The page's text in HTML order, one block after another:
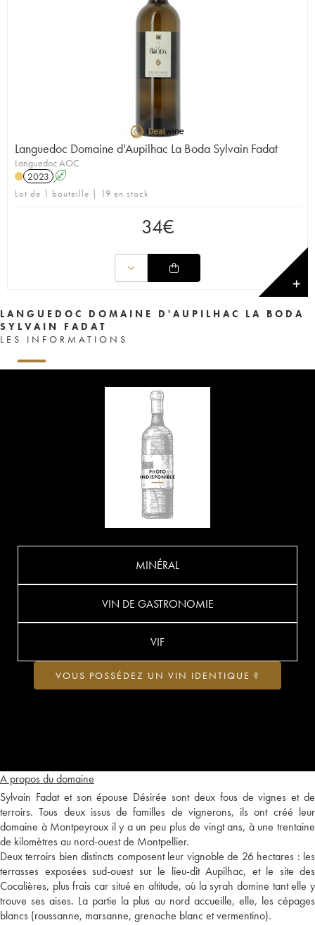
Languedoc Domaine d'Aupilhac La Boda Sylvain Fadat
Languedoc AOC
2023 A
Lot de 1 bouteille | 19 en stock
34€
✕
LANGUEDOC DOMAINE D'AUPILHAC LA BODA
SYLVAIN FADAT
LES INFORMATIONS
A propos du domaine
Sylvain Fadat et son épouse Désirée sont deux fous de vignes et de
terroirs. Tous deux issus de familles de vignerons, ils ont créé leur
domaine à Montpeyroux il y a un peu plus de vingt ans, à une trentaine
de kilomètres au nord-ouest de Montpellier.
Deux terroirs bien distincts composent leur vignoble de 26 hectares : les
terrasses exposées sud-ouest sur le lieu-dit Aupilhac, et le site des
Cocalières, plus frais car situé en altitude, où la syrah domine tant elle y
trouve ses aises. La partie la plus au nord accueille, elle, les cépages
blancs (roussanne, marsanne, grenache blanc et vermentino).
MINÉRAL
VIN DE GASTRONOMIE
VIF
VOUS POSSÉDEZ UN VIN IDENTIQUE ?